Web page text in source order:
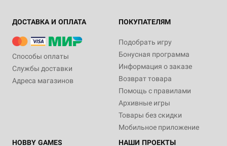
ДОСТАВКА И ОПЛАТА
Способы оплаты
Службы доставки
Адреса магазинов
ПОКУПАТЕЛЯМ
Подобрать игру
Бонусная программа
Информация о заказе
Возврат товара
Помощь с правилами
Архивные игры
Товары без скидки
Мобильное приложение
HOBBY GAMES
НАШИ ПРОЕКТЫ